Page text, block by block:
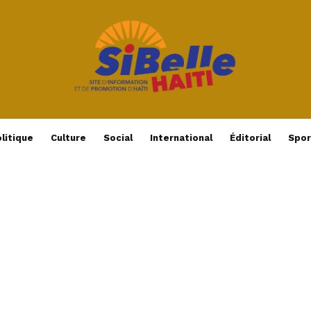
Culture Social International Éditorial